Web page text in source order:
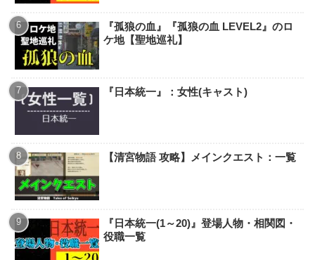
『孤狼の血』『孤狼の血 LEVEL2』のロ
ケ地【聖地巡礼】
『日本統一』：女性(キャスト)
【清宮物語 攻略】メインクエスト：一覧
『日本統一(1～20)』登場人物・相関図・
役職一覧